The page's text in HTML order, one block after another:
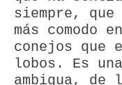
siempre,
más comodo
conejos que
lobos. Es
ambigua, de